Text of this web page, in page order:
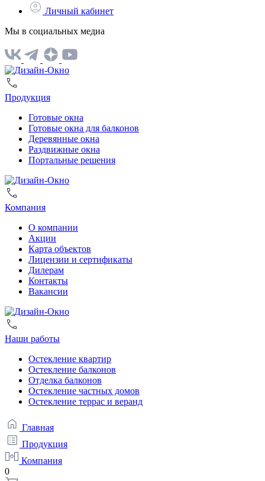
Личный кабинет
Мы в социальных медиа
Продукция
Готовые окна
Готовые окна для балконов
Деревянные окна
Раздвижные окна
Портальные решения
Компания
О компании
Акции
Карта объектов
Лицензии и сертификаты
Дилерам
Контакты
Вакансии
Наши работы
Остекление квартир
Остекление балконов
Отделка балконов
Остекление частных домов
Остекление террас и веранд
Главная
Продукция
Компания
0